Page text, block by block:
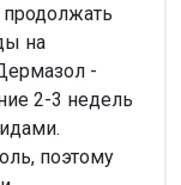
продолжать
на
-
2-3 недель
поэтому